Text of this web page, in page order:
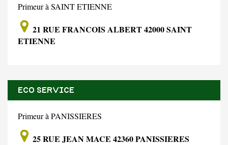
Primeur à SAINT ETIENNE
21 RUE FRANCOIS ALBERT 42000 SAINT
ETIENNE
ECO SERVICE
Primeur à PANISSIERES
25 RUE JEAN MACE 42360 PANISSIERES